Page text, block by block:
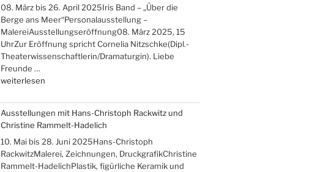
Hensling,
Winfried
Mikolajczyk“
08. März bis 26. April 2025Iris Band – „Über die
Berge ans Meer“Personalausstellung –
MalereiAusstellungseröffnung08. März 2025, 15
UhrZur Eröffnung spricht Cornelia Nitzschke(Dipl.-
Theaterwissenschaftlerin/Dramaturgin). Liebe
Freunde …
„Iris
–
„Über
die
Berge
ans
Meer““
weiterlesen
Ausstellungen mit Hans-Christoph Rackwitz und
Christine Rammelt-Hadelich
10. Mai bis 28. Juni 2025Hans-Christoph
RackwitzMalerei, Zeichnungen, DruckgrafikChristine
Rammelt-HadelichPlastik, figürliche Keramik und